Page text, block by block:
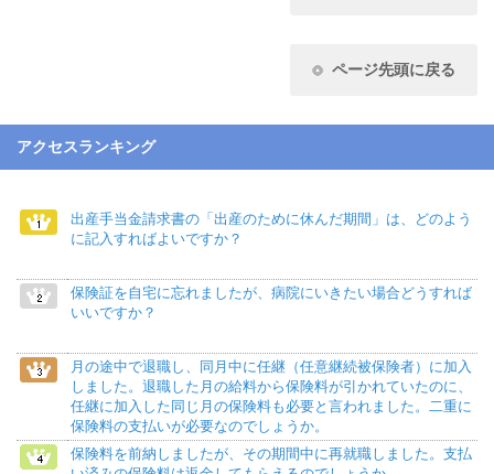
ページ先頭に戻る
アクセスランキング
出産手当金請求書の「出産のために休んだ期間」は、どのよう
に記入すればよいですか？
保険証を自宅に忘れましたが、病院にいきたい場合どうすれば
いいですか？
月の途中で退職し、同月中に任継（任意継続被保険者）に加入
しました。退職した月の給料から保険料が引かれていたのに、
任継に加入した同じ月の保険料も必要と言われました。二重に
保険料の支払いが必要なのでしょうか。
保険料を前納しましたが、その期間中に再就職しました。支払